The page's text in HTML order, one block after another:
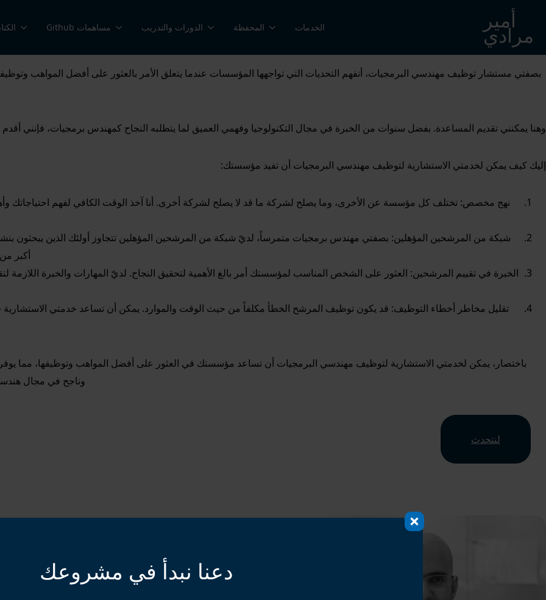
أمير
مرادي الخدمات المحفظة الدورات والتدريب مساهمات Github
بصفتي مستشار توظيف مهندسي البرمجيات، أتفهم التحديات التي تواجهها المؤسسات عندما يتعلق الأمر بالعثور على أفضل المواهب
وهنا يمكنني تقديم المساعدة. بفضل سنوات من الخبرة في مجال التكنولوجيا وفهمي العميق لما يتطلبه النجاح كمهندس برمجيات، فإنني
إليك كيف يمكن لخدمتي الاستشارية لتوظيف مهندسي البرمجيات أن تفيد مؤسستك:
نهج مخصص: تختلف كل مؤسسة عن الأخرى، وما يصلح لشركة ما قد لا يصلح لشركة أخرى. أنا آخذ الوقت الكافي لفهم احتياجاتك
شبكة من المرشحين المؤهلين: بصفتي مهندس برمجيات متمرساً، لديّ شبكة من المرشحين المؤهلين تتجاوز أولئك الذين يبحثون
أكبر
الخبرة في تقييم المرشحين: العثور على الشخص المناسب لمؤسستك أمر بالغ الأهمية لتحقيق النجاح. لديّ المهارات والخبرة
تقليل مخاطر أخطاء التوظيف: قد يكون توظيف المرشح الخطأ مكلفاً من حيث الوقت والموارد. يمكن أن تساعد خدمتي
باختصار، يمكن لخدمتي الاستشارية لتوظيف مهندسي البرمجيات أن تساعد مؤسستك في العثور على أفضل المواهب وتوظيفها، مما
وناجح في مجال
لنتحدث
أمير مرادي هو قائد تكنولوجي
دعنا نبدأ في مشروعك